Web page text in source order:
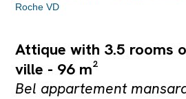
Roche VD
Attique with 3.5 rooms
ville - 96 m²
Bel appartement